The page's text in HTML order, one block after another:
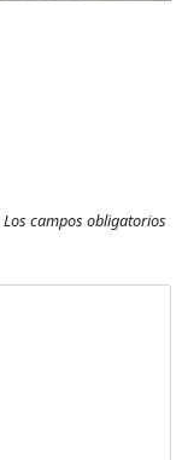
Los campos obligatorios